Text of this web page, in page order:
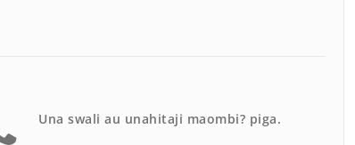
Una swali au unahitaji maombi? piga.